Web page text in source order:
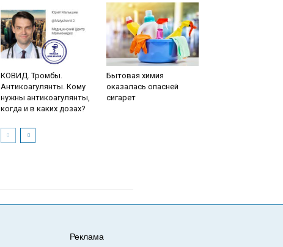
КОВИД. Тромбы.
Антикоагулянты. Кому
нужны антикоагулянты,
когда и в каких дозах?
Бытовая химия
оказалась опасней
сигарет
Реклама